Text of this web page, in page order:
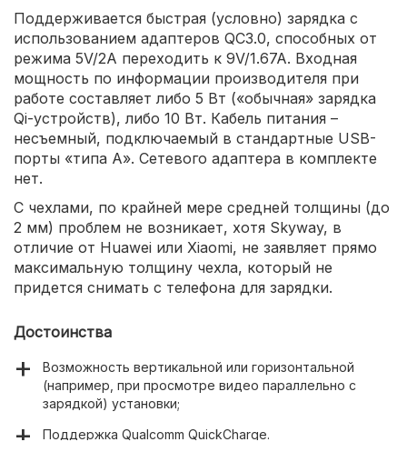
Поддерживается быстрая (условно) зарядка с
использованием адаптеров QC3.0, способных от
режима 5V/2A переходить к 9V/1.67A. Входная
мощность по информации производителя при
работе составляет либо 5 Вт («обычная» зарядка
Qi-устройств), либо 10 Вт. Кабель питания –
несъемный, подключаемый в стандартные USB-
порты «типа А». Сетевого адаптера в комплекте
нет.
С чехлами, по крайней мере средней толщины (до
2 мм) проблем не возникает, хотя Skyway, в
отличие от Huawei или Xiaomi, не заявляет прямо
максимальную толщину чехла, который не
придется снимать с телефона для зарядки.
Достоинства
Возможность вертикальной или горизонтальной
(например, при просмотре видео параллельно с
зарядкой) установки;
Поддержка Qualcomm QuickCharge.